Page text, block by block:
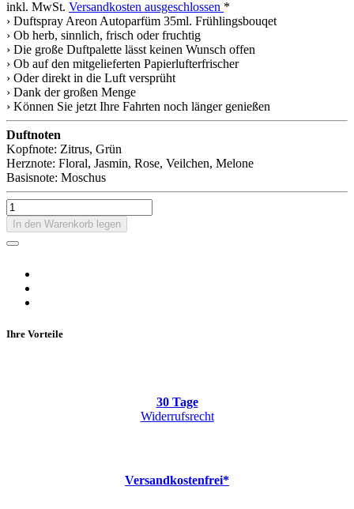
inkl. MwSt. Versandkosten ausgeschlossen *
› Duftspray Areon Autoparfüm 35ml. Frühlingsbouqet
› Ob herb, sinnlich, frisch oder fruchtig
› Die große Duftpalette lässt keinen Wunsch offen
› Ob auf den mitgelieferten Papierlufterfrischer
› Oder direkt in die Luft versprüht
› Dank der großen Menge
› Können Sie jetzt Ihre Fahrten noch länger genießen
Duftnoten
Kopfnote: Zitrus, Grün
Herznote: Floral, Jasmin, Rose, Veilchen, Melone
Basisnote: Moschus
In den Warenkorb legen
Ihre Vorteile
30 Tage
Widerrufsrecht
Versandkostenfrei*